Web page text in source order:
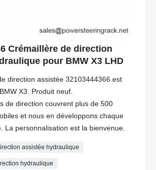
Crémaillère de direction
pour BMW X3 LHD
direction assistée 32103444366 est
X3. Produit neuf.
de direction couvrent plus de 500
et nous en développons chaque
La personnalisation est la bienvenue.
assistée hydraulique
hydraulique